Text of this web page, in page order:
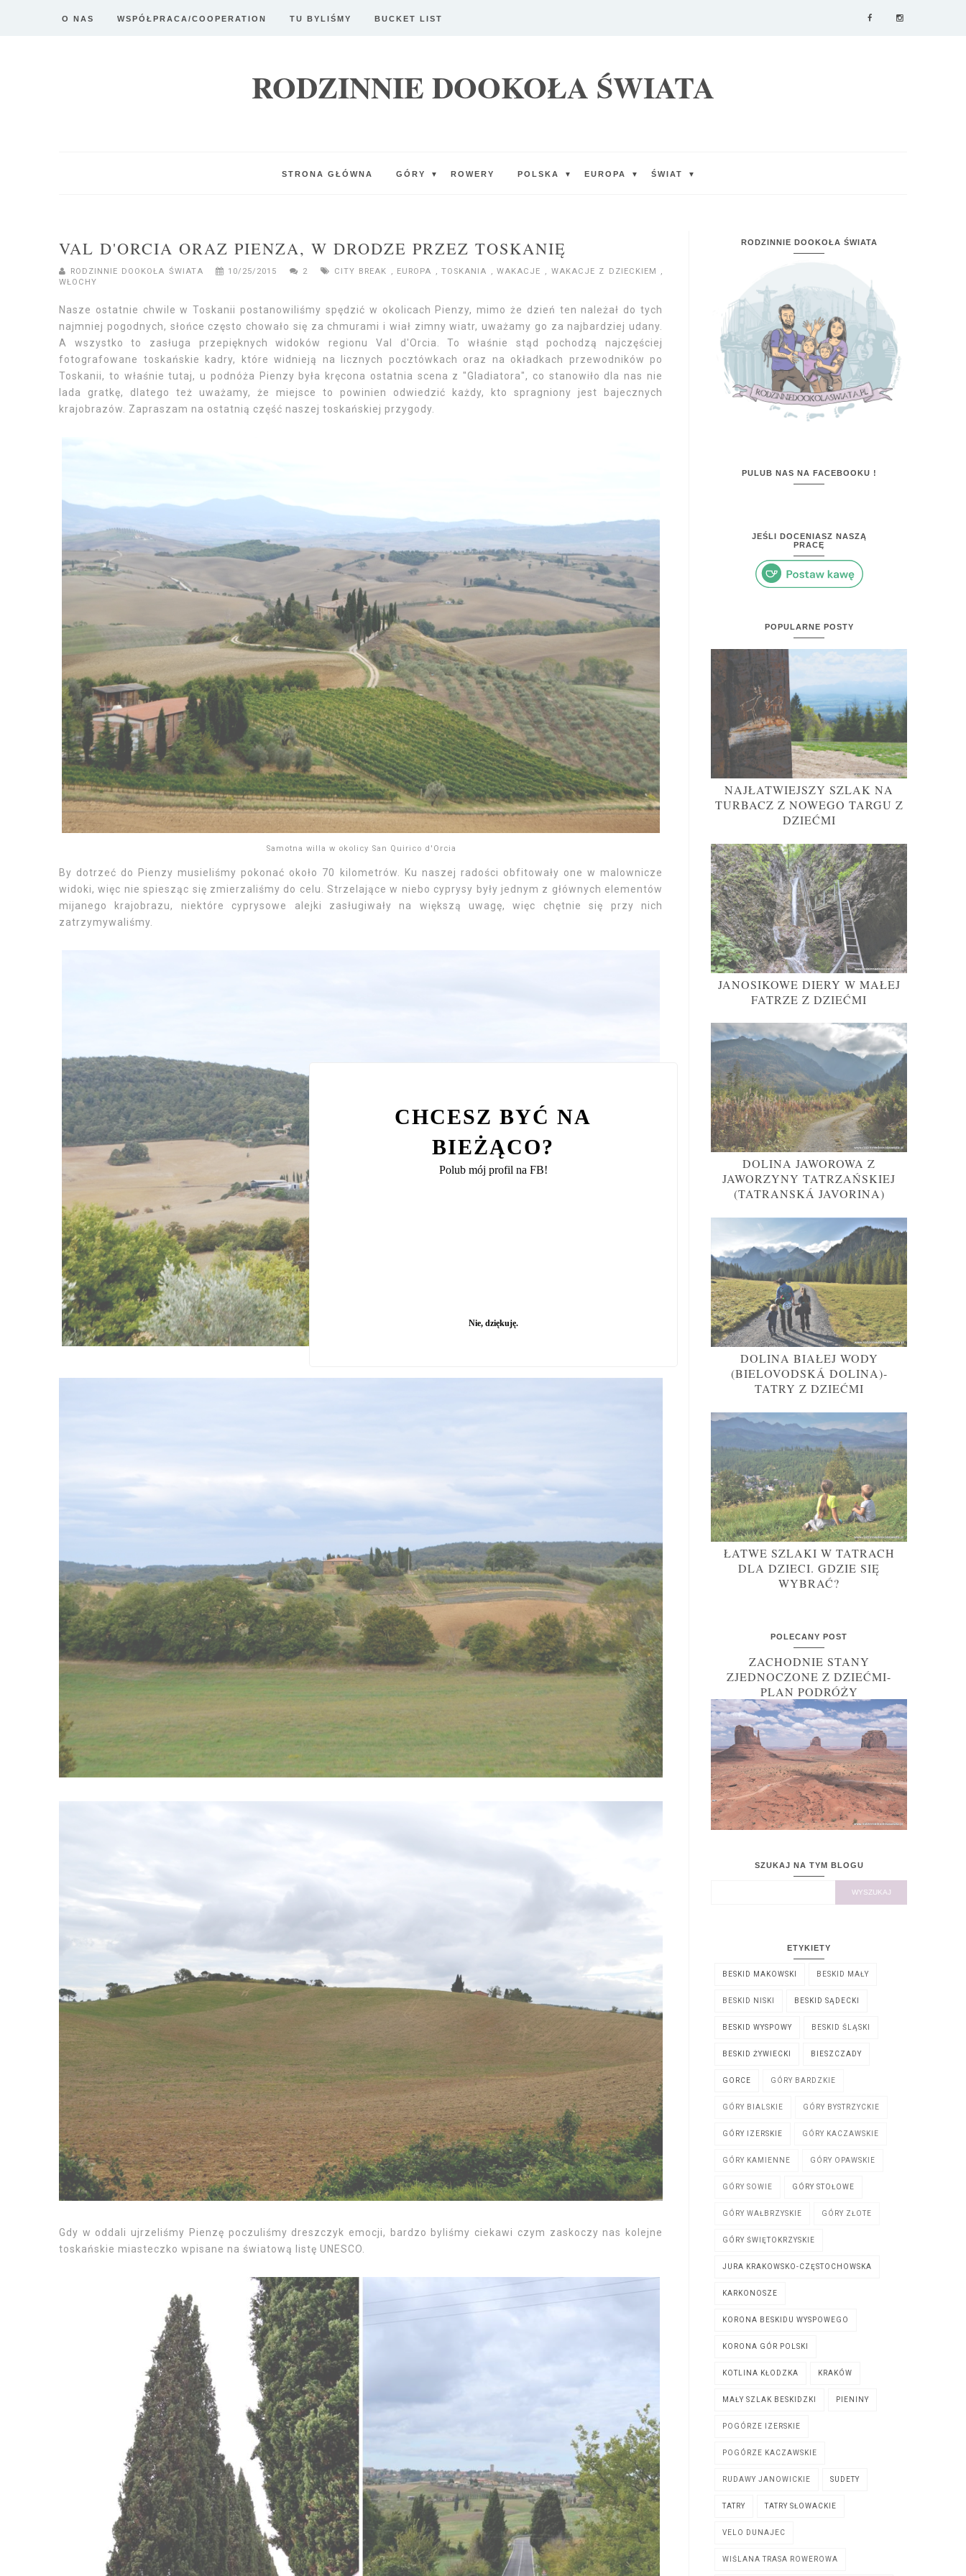
O NAS WSPÓŁPRACA/COOPERATION TU BYLIŚMY BUCKET LIST
RODZINNIE DOOKOŁA ŚWIATA
STRONA GŁÓWNA GÓRY ▼ ROWERY POLSKA ▼ EUROPA ▼ ŚWIAT ▼
VAL D'ORCIA ORAZ PIENZA, W DRODZE PRZEZ TOSKANIĘ
RODZINNIE DOOKOŁA ŚWIATA 10/25/2015 2 CITY BREAK , EUROPA ,TOSKANIA ,WAKACJE , WAKACJE Z DZIECKIEM ,
WŁOCHY
Nasze ostatnie chwile w Toskanii postanowiliśmy spędzić w okolicach Pienzy, mimo że dzień ten należał do tych
najmniej pogodnych, słońce często chowało się za chmurami i wiał zimny wiatr, uważamy go za najbardziej udany.
A wszystko to zasługa przepięknych widoków regionu Val d'Orcia. To właśnie stąd pochodzą najczęściej
fotografowane toskańskie kadry, które widnieją na licznych pocztówkach oraz na okładkach przewodników po
Toskanii, to właśnie tutaj, u podnóża Pienzy była kręcona ostatnia scena z "Gladiatora", co stanowiło dla nas nie
lada gratkę, dlatego też uważamy, że miejsce to powinien odwiedzić każdy, kto spragniony jest bajecznych
krajobrazów. Zapraszam na ostatnią część naszej toskańskiej przygody.
Samotna willa w okolicy San Quirico d'Orcia
By dotrzeć do Pienzy musieliśmy pokonać około 70 kilometrów. Ku naszej radości obfitowały one w malownicze
widoki, więc nie spiesząc się zmierzaliśmy do celu. Strzelające w niebo cyprysy były jednym z głównych elementów
mijanego krajobrazu, niektóre cyprysowe alejki zasługiwały na większą uwagę, więc chętnie się przy nich
zatrzymywaliśmy.
Gdy w oddali ujrzeliśmy Pienzę poczuliśmy dreszczyk emocji, bardzo byliśmy ciekawi czym zaskoczy nas kolejne
toskańskie miasteczko wpisane na światową listę UNESCO.
RODZINNIE DOOKOŁA ŚWIATA
PULUB NAS NA FACEBOOKU !
JEŚLI DOCENIASZ NASZĄ
PRACĘ
POPULARNE POSTY
NAJŁATWIEJSZY SZLAK NA
TURBACZ Z NOWEGO TARGU Z
DZIEĆMI
JANOSIKOWE DIERY W MAŁEJ
FATRZE Z DZIEĆMI
DOLINA JAWOROWA Z
JAWORZYNY TATRZAŃSKIEJ
(TATRANSKÁ JAVORINA)
DOLINA BIAŁEJ WODY
(BIELOVODSKÁ DOLINA)-
TATRY Z DZIEĆMI
ŁATWE SZLAKI W TATRACH
DLA DZIECI. GDZIE SIĘ
WYBRAĆ?
POLECANY POST
ZACHODNIE STANY
ZJEDNOCZONE Z DZIEĆMI-
PLAN PODRÓŻY
SZUKAJ NA TYM BLOGU
ETYKIETY
BESKID MAKOWSKI BESKID MAŁY
BESKID NISKI BESKID SĄDECKI
BESKID WYSPOWY BESKID ŚLĄSKI
BESKID ŻYWIECKI BIESZCZADY
GORCE GÓRY BARDZKIE
GÓRY BIALSKIE GÓRY BYSTRZYCKIE
GÓRY IZERSKIE GÓRY KACZAWSKIE
GÓRY KAMIENNE GÓRY OPAWSKIE
GÓRY SOWIE GÓRY STOŁOWE
GÓRY WAŁBRZYSKIE GÓRY ZŁOTE
GÓRY ŚWIĘTOKRZYSKIE
JURA KRAKOWSKO-CZĘSTOCHOWSKA
KARKONOSZE
KORONA BESKIDU WYSPOWEGO
KORONA GÓR POLSKI
KOTLINA KŁODZKA KRAKÓW
MAŁY SZLAK BESKIDZKI PIENINY
POGÓRZE IZERSKIE
POGÓRZE KACZAWSKIE
RUDAWY JANOWICKIE SUDETY
TATRY TATRY SŁOWACKIE
VELO DUNAJEC
WIŚLANA TRASA ROWEROWA
CHCESZ BYĆ NA
BIEŻĄCO?
Polub mój profil na FB!